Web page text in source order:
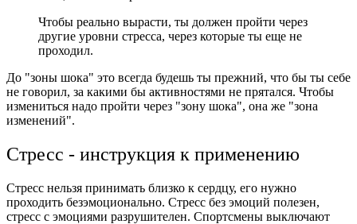
Чтобы реально вырасти, ты должен пройти через
другие уровни стресса, через которые ты еще не
проходил.
До "зоны шока" это всегда будешь ты прежний, что бы ты себе
не говорил, за какими бы активностями не прятался. Чтобы
измениться надо пройти через "зону шока", она же "зона
изменений".
Стресс - инструкция к применению
Стресс нельзя принимать близко к сердцу, его нужно
проходить безэмоционально. Стресс без эмоций полезен,
стресс с эмоциями разрушителен. Спортсмены выключают